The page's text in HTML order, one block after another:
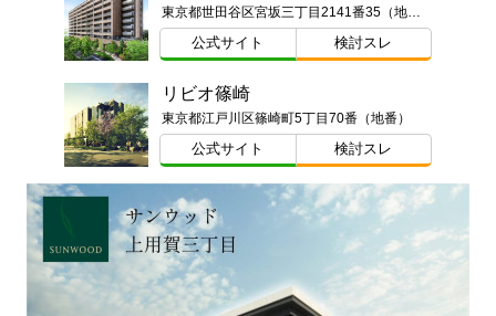
東京都世田谷区宮坂三丁目2141番35（地番）
公式サイト 検討スレ
リビオ篠崎
東京都江戸川区篠崎町5丁目70番（地番）
公式サイト 検討スレ